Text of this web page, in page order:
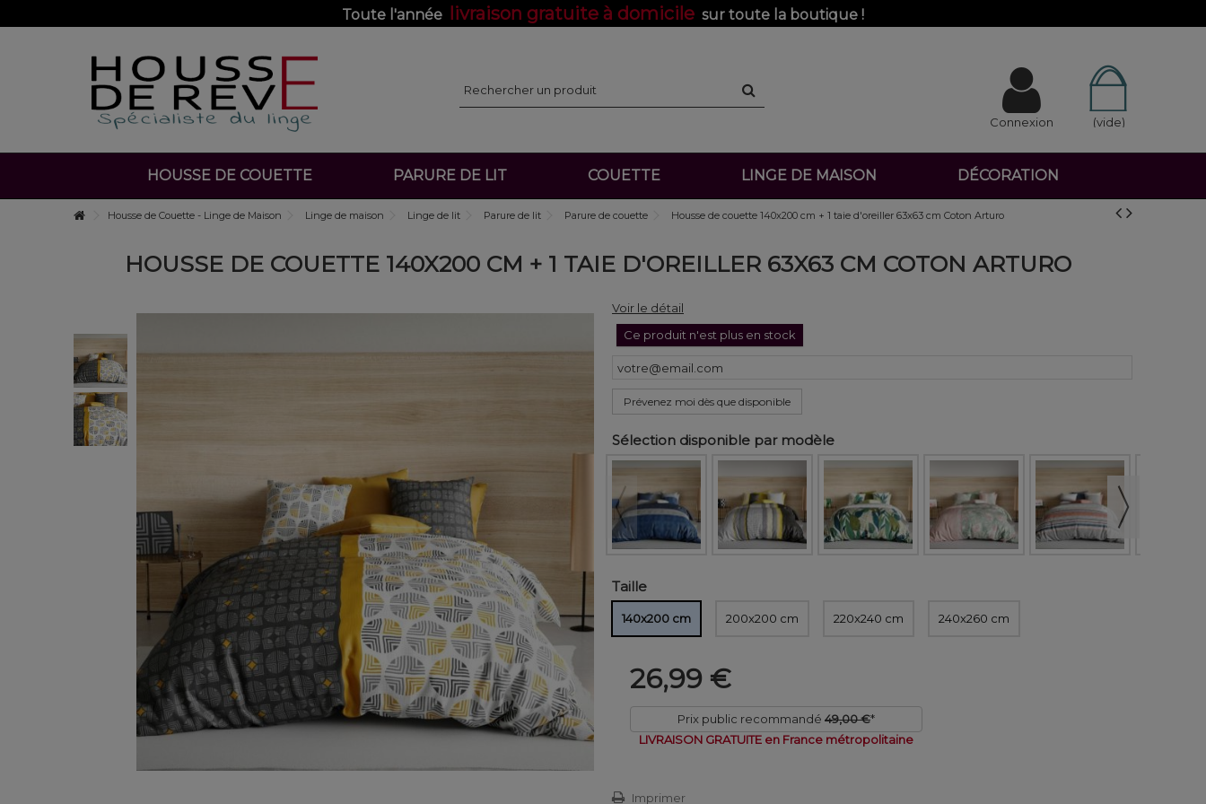
Toute l'année livraison gratuite à domicile sur toute la boutique !
(vide)
Connexion
HOUSSE DE COUETTE PARURE DE LIT COUETTE LINGE DE MAISON DÉCORATION
Housse de Couette - Linge de Maison Linge de maison Linge de lit Parure de lit Parure de couette Housse de couette 140x200 cm + 1 taie d'oreiller 63x63 cm Coton Arturo
HOUSSE DE COUETTE 140X200 CM + 1 TAIE D'OREILLER 63X63 CM COTON ARTURO
Voir le détail
Ce produit n'est plus en stock
Prévenez moi dès que disponible
Sélection disponible par modèle
Taille
140x200 cm 200x200 cm 220x240 cm 240x260 cm
26,99 €
Prix public recommandé 49,00 €*
LIVRAISON GRATUITE en France métropolitaine
Imprimer